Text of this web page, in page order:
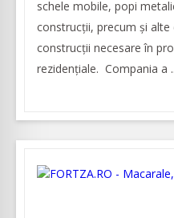
schele mobile, popi
construcții, precum și
construcții necesare în
rezidențiale. Compania a